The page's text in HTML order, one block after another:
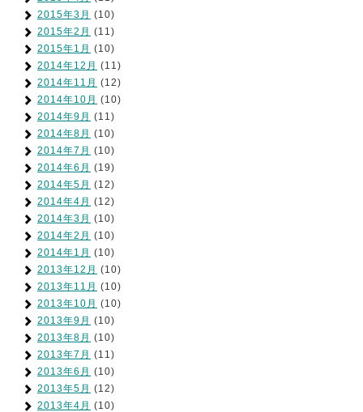
2015年3月 (10)
2015年2月 (11)
2015年1月 (10)
2014年12月 (11)
2014年11月 (12)
2014年10月 (10)
2014年9月 (11)
2014年8月 (10)
2014年7月 (10)
2014年6月 (19)
2014年5月 (12)
2014年4月 (12)
2014年3月 (10)
2014年2月 (10)
2014年1月 (10)
2013年12月 (10)
2013年11月 (10)
2013年10月 (10)
2013年9月 (10)
2013年8月 (10)
2013年7月 (11)
2013年6月 (10)
2013年5月 (12)
2013年4月 (10)